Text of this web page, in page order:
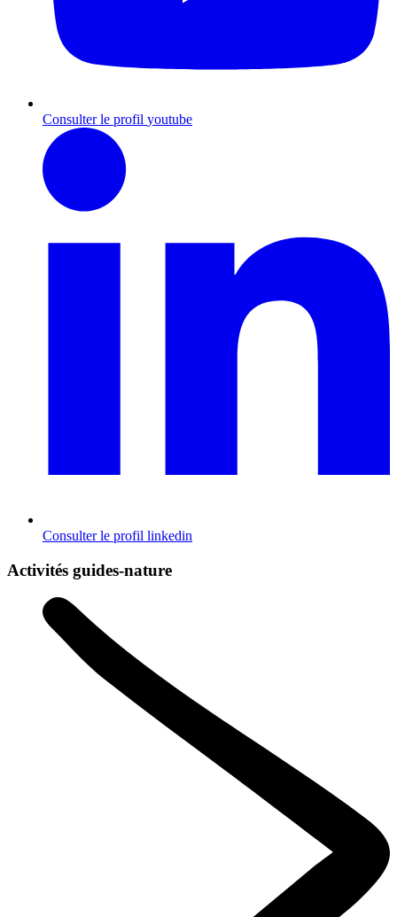
Consulter le profil youtube
Consulter le profil linkedin
Activités guides-nature